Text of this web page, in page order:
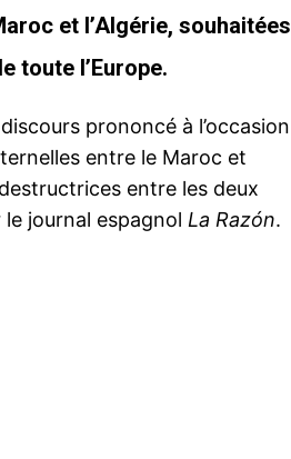
et l’Algérie, souhaitées
toute l’Europe.
prononcé à l’occasion
entre le Maroc et
entre les deux
journal espagnol La Razón.